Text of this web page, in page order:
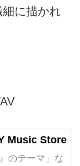
に描かれ
Music Store
のテーマ」な